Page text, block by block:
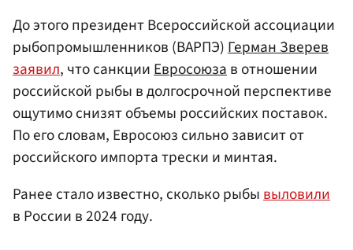
До этого президент Всероссийской ассоциации
рыбопромышленников (ВАРПЭ)Герман Зверев
заявил, что санкцииЕвросоюзав отношении
российской рыбы в долгосрочной перспективе
ощутимо снизят объемы российских поставок.
По его словам, Евросоюз сильно зависит от
российского импорта трески и минтая.
Ранее стало известно, сколько рыбывыловили
в России в 2024 году.